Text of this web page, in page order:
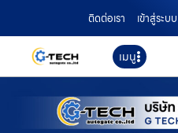
ติดต่อเรา เข้าสู่ระบบ
เมนู